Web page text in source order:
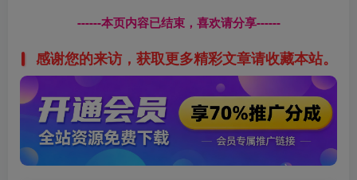
------本页内容已结束，喜欢请分享------
感谢您的来访，获取更多精彩文章请收藏本站。